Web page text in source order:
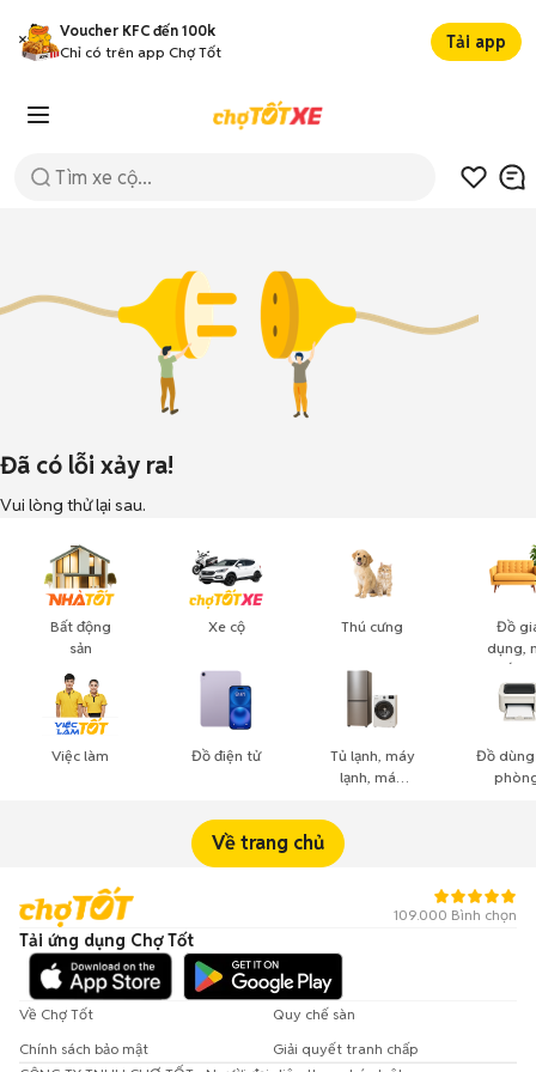
Voucher KFC đến 100k
Chỉ có trên app Chợ Tốt
Tải app
Đã có lỗi xảy ra!
Vui lòng thử lại sau.
Bất động
sản
Việc làm
Xe cộ
Đồ điện tử
Thú cưng
Tủ lạnh, máy
lạnh, máy
Đồ
dụng,
thất,
cảnh
Đồ dùng
Về trang chủ
109.000 Bình chọn
Tải ứng dụng Chợ Tốt
Về Chợ Tốt
Quy chế sàn
Chính sách bảo mật
Giải quyết tranh chấp